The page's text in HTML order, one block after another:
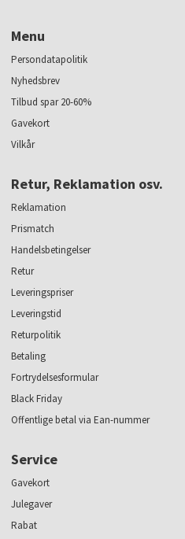
Menu
Persondatapolitik
Nyhedsbrev
Tilbud spar 20-60%
Gavekort
Vilkår
Retur, Reklamation osv.
Reklamation
Prismatch
Handelsbetingelser
Retur
Leveringspriser
Leveringstid
Returpolitik
Betaling
Fortrydelsesformular
Black Friday
Offentlige betal via Ean-nummer
Service
Gavekort
Julegaver
Rabat